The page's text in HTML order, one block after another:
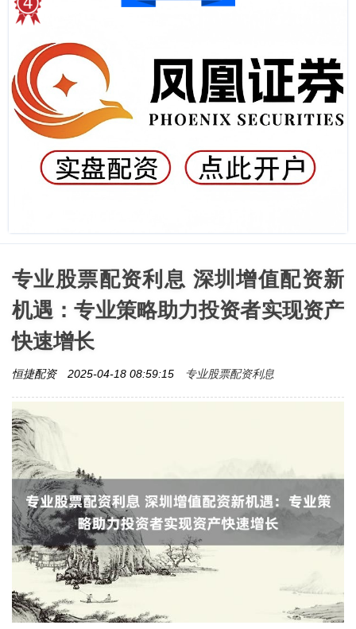
专业股票配资利息 深圳增值配资新
机遇：专业策略助力投资者实现资产
快速增长
恒捷配资 2025-04-18 08:59:15 专业股票配资利息